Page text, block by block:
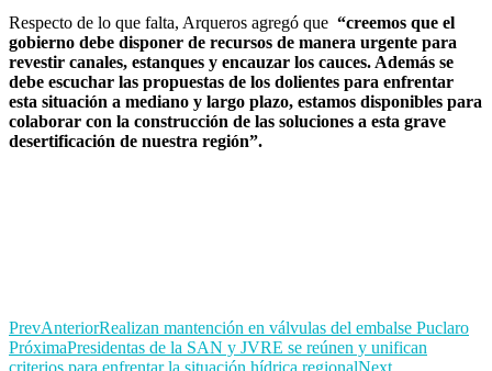
Respecto de lo que falta, Arqueros agregó que “creemos que el
gobierno debe disponer de recursos de manera urgente para
revestir canales, estanques y encauzar los cauces. Además se
debe escuchar las propuestas de los dolientes para enfrentar
esta situación a mediano y largo plazo, estamos disponibles para
colaborar con la construcción de las soluciones a esta grave
desertificación de nuestra región”.
PrevAnteriorRealizan mantención en válvulas del embalse Puclaro
PróximaPresidentas de la SAN y JVRE se reúnen y unifican
criterios para enfrentar la situación hídrica regionalNext